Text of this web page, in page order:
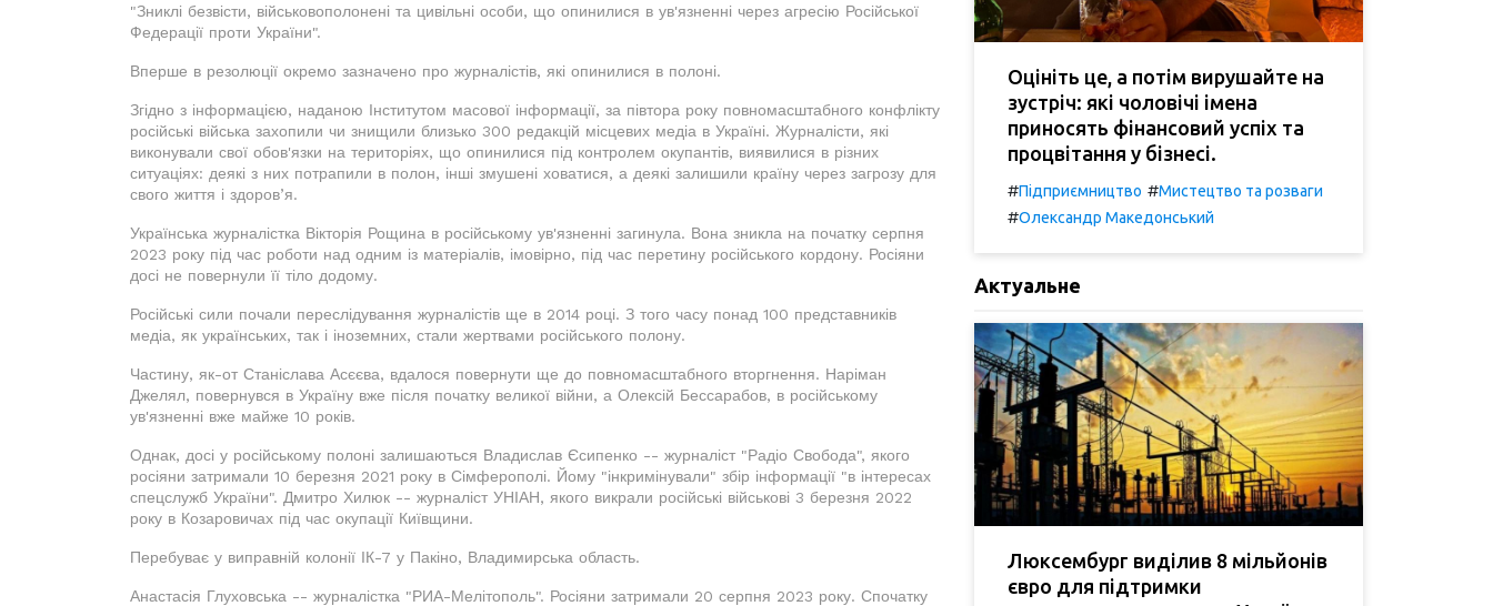
"Зниклі безвісти, військовополонені та цивільні особи, що опинилися в ув'язненні через агресію Російської
Федерації проти України".
Вперше в резолюції окремо зазначено про журналістів, які опинилися в полоні.
Згідно з інформацією, наданою Інститутом масової інформації, за півтора року повномасштабного конфлікту
російські війська захопили чи знищили близько 300 редакцій місцевих медіа в Україні. Журналісти, які
виконували свої обов'язки на територіях, що опинилися під контролем окупантів, виявилися в різних
ситуаціях: деякі з них потрапили в полон, інші змушені ховатися, а деякі залишили країну через загрозу для
свого життя і здоров’я.
Українська журналістка Вікторія Рощина в російському ув'язненні загинула. Вона зникла на початку серпня
2023 року під час роботи над одним із матеріалів, імовірно, під час перетину російського кордону. Росіяни
досі не повернули її тіло додому.
Російські сили почали переслідування журналістів ще в 2014 році. З того часу понад 100 представників
медіа, як українських, так і іноземних, стали жертвами російського полону.
Частину, як-от Станіслава Асєєва, вдалося повернути ще до повномасштабного вторгнення. Наріман
Джелял, повернувся в Україну вже після початку великої війни, а Олексій Бессарабов, в російському
ув'язненні вже майже 10 років.
Однак, досі у російському полоні залишаються Владислав Єсипенко -- журналіст "Радіо Свобода", якого
росіяни затримали 10 березня 2021 року в Сімферополі. Йому "інкримінували" збір інформації "в інтересах
спецслужб України". Дмитро Хилюк -- журналіст УНІАН, якого викрали російські військові 3 березня 2022
року в Козаровичах під час окупації Київщини.
Перебуває у виправній колонії ІК-7 у Пакіно, Владимирська область.
Анастасія Глуховська -- журналістка "РИА-Мелітополь". Росіяни затримали 20 серпня 2023 року. Спочатку
Оцініть це, а потім вирушайте на
зустріч: які чоловічі імена
приносять фінансовий успіх та
процвітання у бізнесі.
#Підприємництво #Мистецтво та розваги
#Олександр Македонський
Актуальне
Люксембург виділив 8 мільйонів
євро для підтримки